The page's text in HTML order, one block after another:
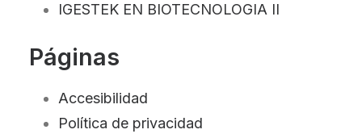
IGESTEK EN BIOTECNOLOGIA II
Páginas
Accesibilidad
Política de privacidad